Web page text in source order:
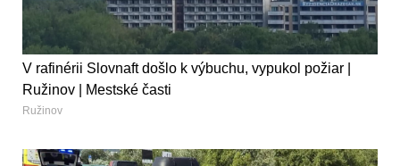
V rafinérii Slovnaft došlo k výbuchu, vypukol požiar |
Ružinov | Mestské časti
Ružinov